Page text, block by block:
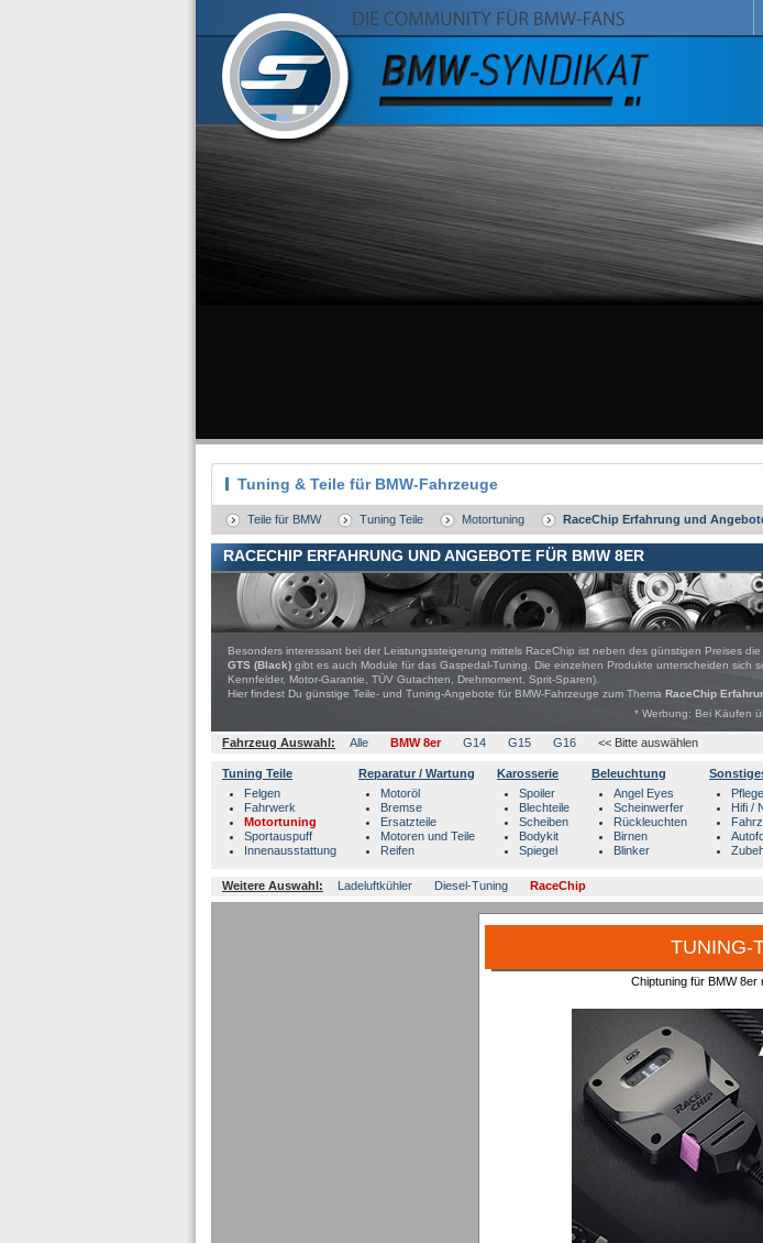
Tuning & Teile für BMW-Fahrzeuge
Teile für BMW Tuning Teile Motortuning RaceChip Erfahrung und
RACECHIP ERFAHRUNG UND ANGEBOTE FÜR BMW 8ER
Besonders interessant bei der Leistungssteigerung mittels RaceChip ist neben des günstigen Preises
GTS (Black) gibt es auch Module für das Gaspedal-Tuning. Die einzelnen Produkte unterscheiden
Kennfelder, Motor-Garantie, TÜV Gutachten, Drehmoment, Sprit-Sparen).
Hier findest Du günstige Teile- und Tuning-Angebote für BMW-Fahrzeuge zum Thema RaceChip
* Werbung: Bei Käufen
Fahrzeug Auswahl: Alle BMW 8er G14 G15 G16 << Bitte auswählen
Tuning Teile
Felgen
Fahrwerk
Motortuning
Sportauspuff
Innenausstattung
Reparatur / Wartung
Motoröl
Bremse
Ersatzteile
Motoren und Teile
Reifen
Karosserie
Spoiler
Blechteile
Scheiben
Bodykit
Spiegel
Beleuchtung
Angel Eyes
Scheinwerfer
Rückleuchten
Birnen
Blinker
Hifi /
Weitere Auswahl: Ladeluftkühler Diesel-Tuning RaceChip
TUNING-
Chiptuning für BMW 8er